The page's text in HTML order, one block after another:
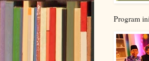
Program